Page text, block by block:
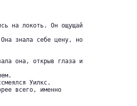
на локоть. Он ощущай
Она знала себе цену, но
она, открыв глаза и
Уилкс.
всего, именно